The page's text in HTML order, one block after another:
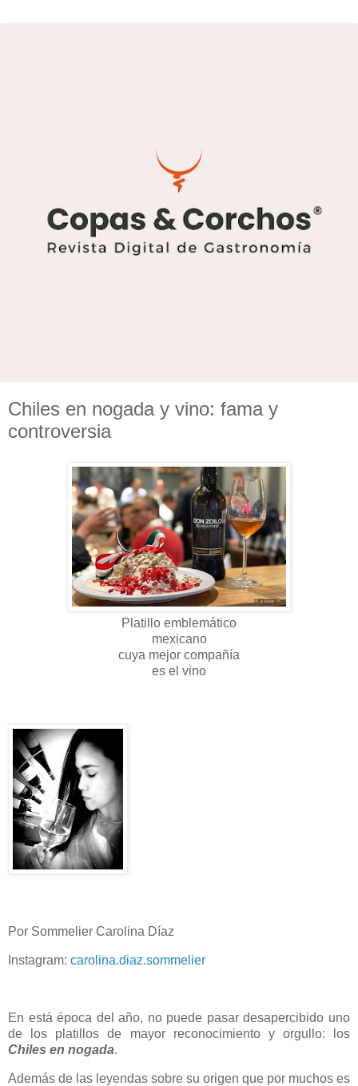
Chiles en nogada y vino: fama y
controversia
Platillo emblemático
mexicano
cuya mejor compañía
es el vino
Por Sommelier Carolina Díaz
Instagram: carolina.diaz.sommelier
En está época del año, no puede pasar desapercibido uno
de los platillos de mayor reconocimiento y orgullo: los
Chiles en nogada.
Además de las leyendas sobre su origen que por muchos es